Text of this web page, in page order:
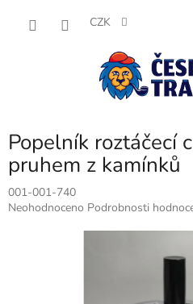
CZK
Popelník roztáčecí
pruhem z kamínků
001-001-740
Průměrné
Neohodnoceno Podrobnosti